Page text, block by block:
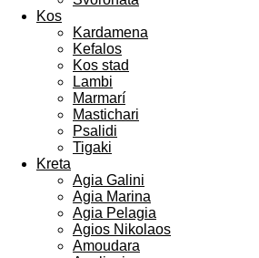
Kos
Kardamena
Kefalos
Kos stad
Lambi
Marmarí
Mastichari
Psalidi
Tigaki
Kreta
Agia Galini
Agia Marina
Agia Pelagia
Agios Nikolaos
Amoudara